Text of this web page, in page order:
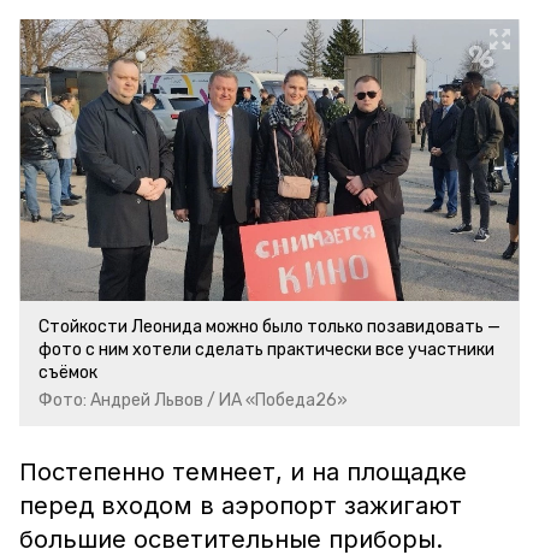
Стойкости Леонида можно было только позавидовать —
фото с ним хотели сделать практически все участники
съёмок
Фото: Андрей Львов / ИА «Победа26»
Постепенно темнеет, и на площадке
перед входом в аэропорт зажигают
большие осветительные приборы.